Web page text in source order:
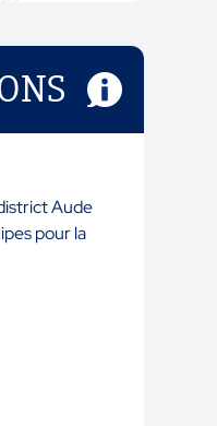
Aude
pour la